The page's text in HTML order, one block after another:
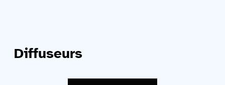
Diffuseurs